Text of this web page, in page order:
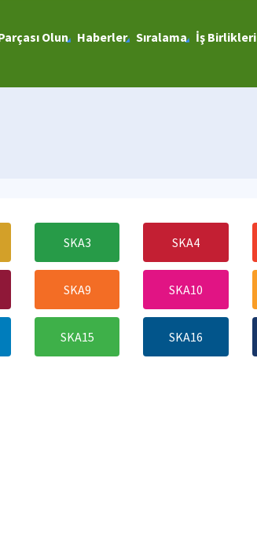
Olun Haberler Sıralama İş Birlikleri
SKA3 SKA4
SKA9 SKA10
SKA15 SKA16